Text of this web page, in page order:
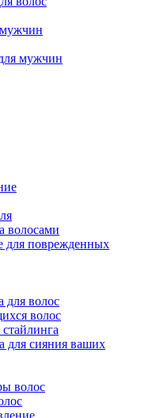
мужчин
мужчин
волосами
для поврежденных
для волос
волос
для сияния ваших
волос